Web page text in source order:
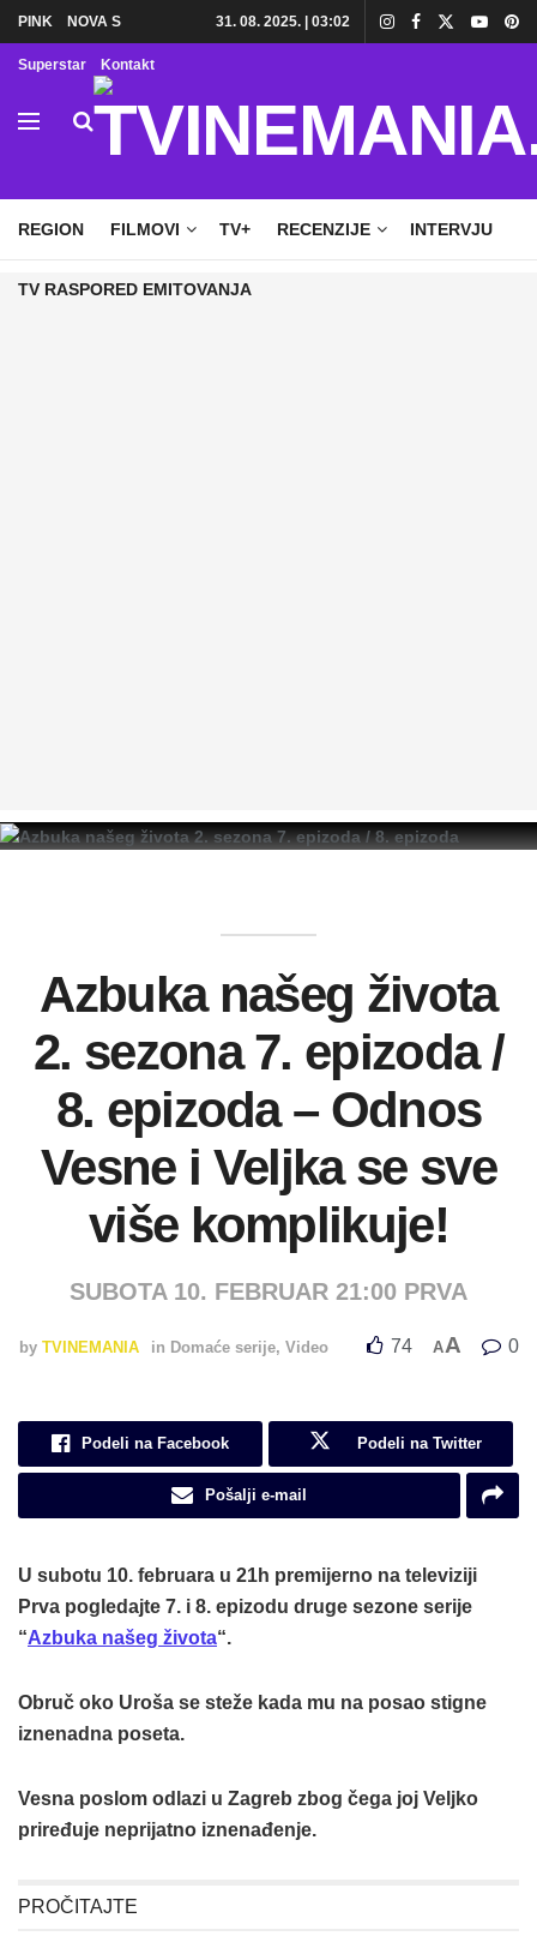
PINK NOVA S
Superstar Kontakt
31. 08. 2025. | 03:02
REGION FILMOVI TV+ RECENZIJE INTERVJU
TV RASPORED EMITOVANJA
Azbuka našeg života
2. sezona 7. epizoda /
8. epizoda – Odnos
Vesne i Veljka se sve
više komplikuje!
SUBOTA 10. FEBRUAR 21:00 PRVA
by TVINEMANIA in Domaće serije, Video 74 AA 0
Podeli na Facebook Podeli na Twitter
Pošalji e-mail
U subotu 10. februara u 21h premijerno na televiziji
Prva pogledajte 7. i 8. epizodu druge sezone serije
“Azbuka našeg života“.
Obruč oko Uroša se steže kada mu na posao stigne
iznenadna poseta.
Vesna poslom odlazi u Zagreb zbog čega joj Veljko
priređuje neprijatno iznenađenje.
PROČITAJTE